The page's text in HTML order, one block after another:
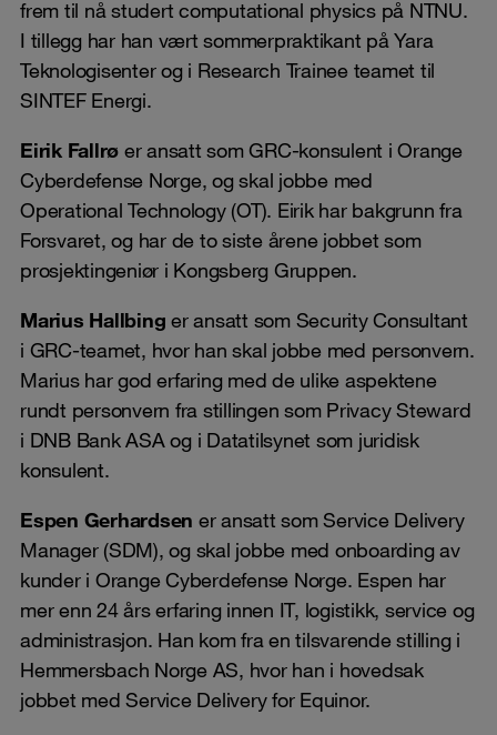
frem til nå studert computational physics på NTNU.
I tillegg har han vært sommerpraktikant på Yara
Teknologisenter og i Research Trainee teamet til
SINTEF Energi.
Eirik Fallrø er ansatt som GRC-konsulent i Orange
Cyberdefense Norge, og skal jobbe med
Operational Technology (OT). Eirik har bakgrunn fra
Forsvaret, og har de to siste årene jobbet som
prosjektingeniør i Kongsberg Gruppen.
Marius Hallbing er ansatt som Security Consultant
i GRC-teamet, hvor han skal jobbe med personvern.
Marius har god erfaring med de ulike aspektene
rundt personvern fra stillingen som Privacy Steward
i DNB Bank ASA og i Datatilsynet som juridisk
konsulent.
Espen Gerhardsen er ansatt som Service Delivery
Manager (SDM), og skal jobbe med onboarding av
kunder i Orange Cyberdefense Norge. Espen har
mer enn 24 års erfaring innen IT, logistikk, service og
administrasjon. Han kom fra en tilsvarende stilling i
Hemmersbach Norge AS, hvor han i hovedsak
jobbet med Service Delivery for Equinor.